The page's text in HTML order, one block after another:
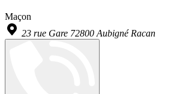
Maçon
23 rue Gare 72800 Aubigné Racan